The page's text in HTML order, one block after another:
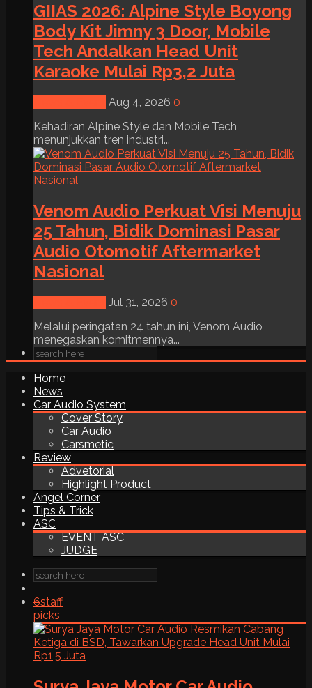
GIIAS 2026: Alpine Style Boyong
Body Kit Jimny 3 Door, Mobile
Tech Andalkan Head Unit
Karaoke Mulai Rp3,2 Juta
Aug 4, 2026 0
Kehadiran Alpine Style dan Mobile Tech
menunjukkan tren industri...
Venom Audio Perkuat Visi Menuju
25 Tahun, Bidik Dominasi Pasar
Audio Otomotif Aftermarket
Nasional
Jul 31, 2026 0
Melalui peringatan 24 tahun ini, Venom Audio
menegaskan komitmennya...
Home
News
Car Audio System
Cover Story
Car Audio
Carsmetic
Review
Advetorial
Highlight Product
Angel Corner
Tips & Trick
ASC
EVENT ASC
JUDGE
6staff
picks